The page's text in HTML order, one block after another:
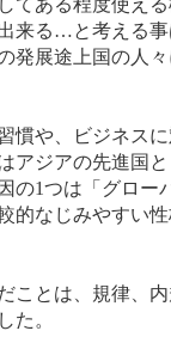
てある程度使える
来る…と考える事
発展途上国の人々
慣や、ビジネス
アジアの先進国と
の1つは「グロー
的なじみやすい性
ことは、規律、内
た。